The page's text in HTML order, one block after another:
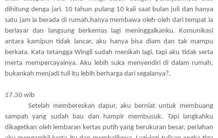
dihitung denga jari. 10 tahun pulang 10 kali saat bulan juli dan hanya
satu jam ia berada di rumah,hanya membawa oleh-oleh dari tempat ia
berlayar dan langsung berkemas lagi meninggalkanku. Komunikasi
antara kamipun tidak lancar, aku hanya bisa diam dan tak mampu
berkata. Kata tetangga Wingli sudah menikah lagi, tapi aku tidak serta
merta mempercayainya. Aku lebih suka menyendiri di dalam rumah,
bukankah menjadi tuli itu lebih berharga dari segalanya?.
17.30 wib
Setelah membereskan dapur, aku berniat untuk membuang
sampah yang sudah bau dan hampir membusuk. Tapi langkahku
dikagetkan oleh lembaran kertas putih yang berukuran besar, perlahan